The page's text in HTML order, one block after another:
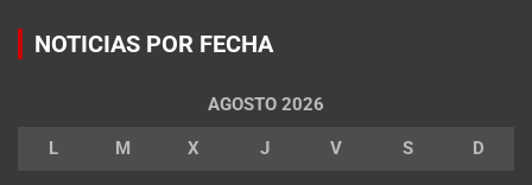
NOTICIAS POR FECHA
AGOSTO 2026
L M X J V S D